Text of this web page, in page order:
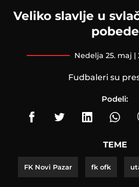
Veliko slavlje u
pobede
nedelja 25. maj |
Fudbaleri su
Podeli:
TEME
FK Novi Pazar fk ofk